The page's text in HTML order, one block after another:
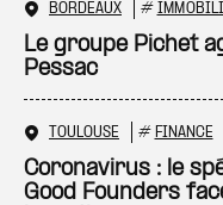
BORDEAUX #
Le groupe Pichet
Pessac
TOULOUSE # FINANCE
Coronavirus : le
Good Founders